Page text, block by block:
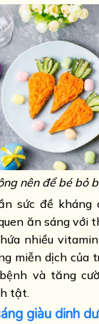
nên để bé bỏ
sức đề
ăn sáng với
nhiều
miễn dịch của
và tăng
tật.
giàu dinh